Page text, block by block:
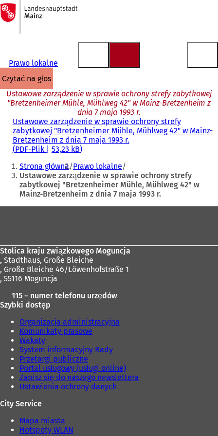
Przejdź do treści
Do
strony
głównej
Prawo lokalne
czytać na głos
Ustawowe zarządzenie w sprawie ochrony strefy zabytkowej
"Bretzenheimer Mühle, Mühlweg 42" w Mainz-Bretzenheim z
dnia 7 maja 1993 r.
Ustawowe zarządzenie w sprawie ochrony strefy
zabytkowej "Bretzenheimer Mühle, Mühlweg 42" w Mainz-
Bretzenheim z dnia 7 maja 1993 r.
PDF-Plik 53,23 kB
Jesteś
tutaj:
Strona główna Prawo lokalne
Ustawowe zarządzenie w sprawie ochrony strefy
zabytkowej "Bretzenheimer Mühle, Mühlweg 42" w
Mainz-Bretzenheim z dnia 7 maja 1993 r.
Stolica kraju związkowego Moguncja
, Stadthaus, Große Bleiche
, Große Bleiche 46/Löwenhofstraße 1
, 55116 Moguncja
115 – numer telefonu urzędów
Szybki dostęp
Organizacja administracyjna
Komunikaty prasowe
Wakaty
System informacyjny Rady
Przetargi publiczne
Portal usługowy (usługi online)
Zapisz się do naszego newslettera
Ustawienia ochrony danych
City Service
Mapa miasta
Hotspoty WLAN